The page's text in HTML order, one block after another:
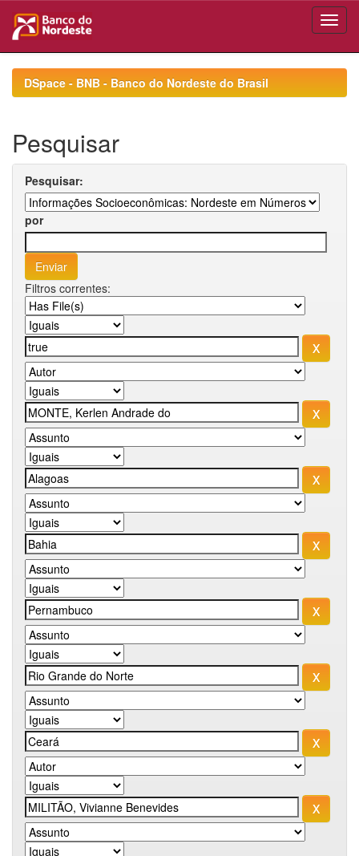
navigationDSpace - BNB - Banco do Nordeste do Brasil
Pesquisar
Pesquisar:
por
Filtros correntes: